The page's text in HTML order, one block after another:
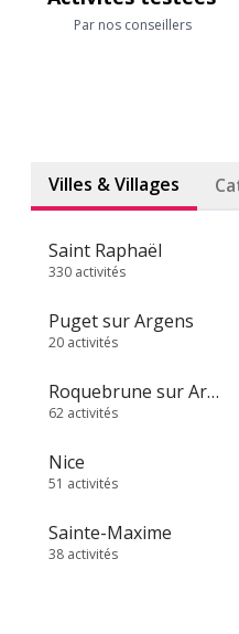
Par nos conseillers
Villes & Villages
Saint Raphaël
330 activités
Puget sur Argens
20 activités
Roquebrune sur Argens
62 activités
Nice
51 activités
Sainte-Maxime
38 activités